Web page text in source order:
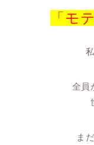
「モ
全員
ま